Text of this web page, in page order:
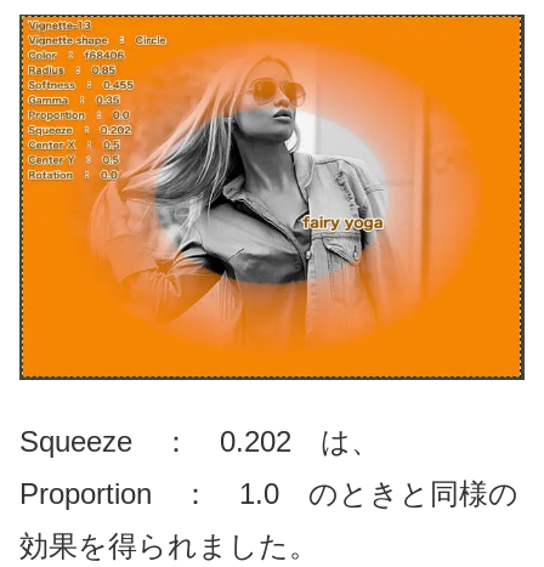
Squeeze ： 0.202 は、
Proportion ： 1.0 のときと同様の
効果を得られました。